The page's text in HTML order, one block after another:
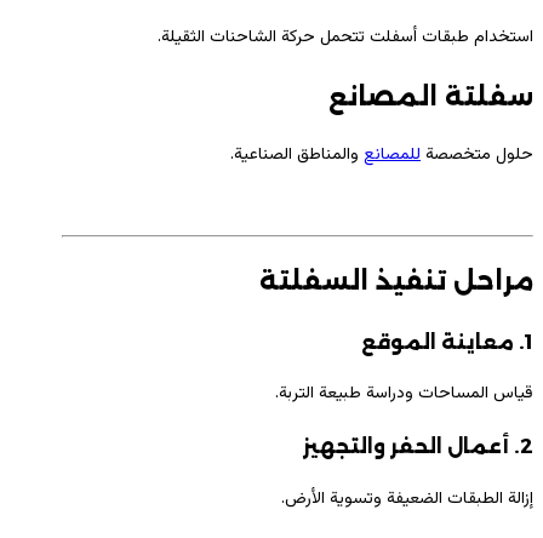
استخدام طبقات أسفلت تتحمل حركة الشاحنات الثقيلة.
سفلتة المصانع
حلول متخصصةللمصانع والمناطق الصناعية.
مراحل تنفيذ السفلتة
1. معاينة الموقع
قياس المساحات ودراسة طبيعة التربة.
2. أعمال الحفر والتجهيز
إزالة الطبقات الضعيفة وتسوية الأرض.